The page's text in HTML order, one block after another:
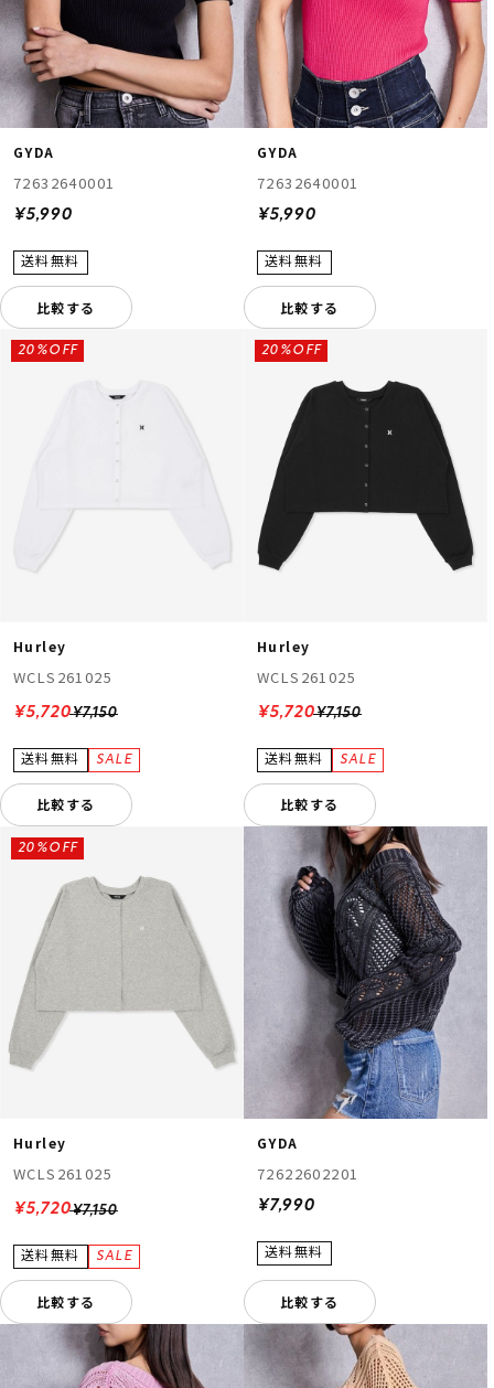
GYDA
72632640001
¥5,990
比較する
GYDA
72632640001
¥5,990
比較する
Hurley
WCLS261025
¥7,150
20%OFF
¥5,720
比較する
Hurley
WCLS261025
¥7,150
20%OFF
¥5,720
比較する
Hurley
WCLS261025
¥7,150
20%OFF
¥5,720
比較する
GYDA
72622602201
¥7,990
比較する